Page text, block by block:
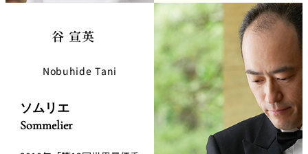
谷 宣英
Nobuhide Tani
ソムリエ
Sommelier